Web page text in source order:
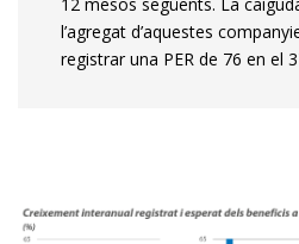
l’agregat d’aquestes
registrar una PER de 76 en el